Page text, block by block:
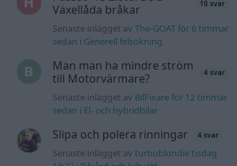
Växellåda bråkar
10 svar
Senaste inlägget av The-GOAT för 6 timmar
sedan i Generell felsökning
Man man ha mindre ström
till Motorvärmare?
4 svar
Senaste inlägget av BilFixare för 12 timmar
sedan i El- och hybridbilar
Slipa och polera rinningar 4 svar
Senaste inlägget av turboblondie tisdag